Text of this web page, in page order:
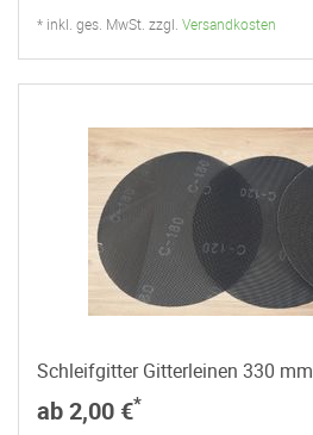
* inkl. ges. MwSt. zzgl. Versandkosten
Schleifgitter Gitterleinen 330 mm
ab 2,00 €*